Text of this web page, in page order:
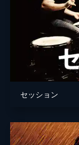
脚本
音楽
セッション